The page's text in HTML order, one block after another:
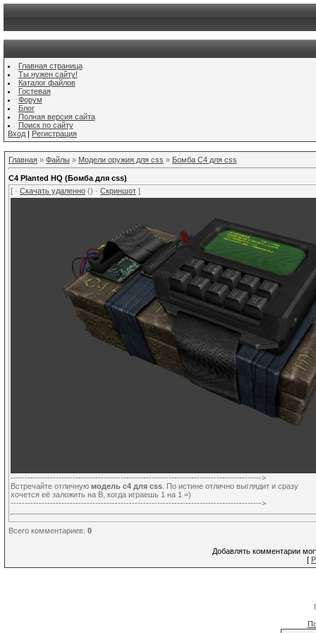
Главная страница
Ты нужен сайту!
Каталог файлов
Гостевая
Форум
Блог
Полная версия сайта
Поиск по сайту
Вход | Регистрация
Главная » Файлы » Модели оружия для css » Бомба C4 для css
C4 Planted HQ (Бомба для css)
[ · Скачать удаленно () · Скриншот ]
----------------------------------------------------------------------------------------->
Встречайте отличную модель c4 для css . По истине отлично выглядит и сразу
хочется её заложить на B, когда играешь 1 на 1 =)
----------------------------------------------------------------------------------------->
Всего комментариев: 0
Добавлять комментарии
[